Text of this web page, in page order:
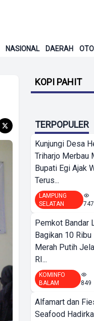
NASIONAL DAERAH
KOPI PAHIT
TERPOPULER
Kunjungi Desa
Triharjo Merbau
Bupati Egi Ajak
Terus...
LAMPUNG
SELATAN
747
Pemkot Bandar
Bagikan 10 Ribu
Merah Putih
RI...
KOMINFO
BALAM
849
Alfamart dan
Seafood